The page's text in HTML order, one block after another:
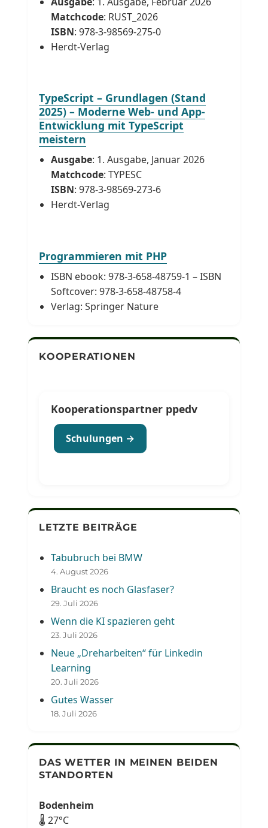
Matchcode: RUST_2026
ISBN: 978-3-98569-275-0
Herdt-Verlag
TypeScript – Grundlagen (Stand
2025) – Moderne Web- und App-
Entwicklung mit TypeScript
meistern
Ausgabe: 1. Ausgabe, Januar 2026
Matchcode: TYPESC
ISBN: 978-3-98569-273-6
Herdt-Verlag
Programmieren mit PHP
ISBN ebook: 978-3-658-48759-1 – ISBN
Softcover: 978-3-658-48758-4
Verlag: Springer Nature
KOOPERATIONEN
Kooperationspartner ppedv
Schulungen →
LETZTE BEITRÄGE
Tabubruch bei BMW
4. August 2026
Braucht es noch Glasfaser?
29. Juli 2026
Wenn die KI spazieren geht
23. Juli 2026
Neue „Dreharbeiten“ für Linkedin
Learning
20. Juli 2026
Gutes Wasser
18. Juli 2026
DAS WETTER IN MEINEN BEIDEN
STANDORTEN
Bodenheim
🌡 27°C